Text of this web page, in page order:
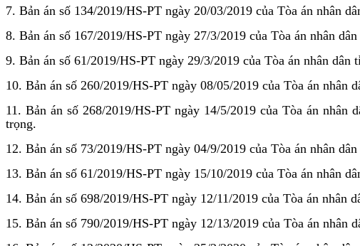
7. Bản án số 134/2019/HS-PT ngày 20/03/2019 của Tòa án nhân
8. Bản án số 167/2019/HS-PT ngày 27/3/2019 của Tòa án nhân
9. Bản án số 61/2019/HS-PT ngày 29/3/2019 của Tòa án nhân
10. Bản án số 260/2019/HS-PT ngày 08/05/2019 của Tòa án
11. Bản án số 268/2019/HS-PT ngày 14/5/2019 của Tòa án
trọng.
12. Bản án số 73/2019/HS-PT ngày 04/9/2019 của Tòa án nhân
13. Bản án số 61/2019/HS-PT ngày 15/10/2019 của Tòa án nhân
14. Bản án số 698/2019/HS-PT ngày 12/11/2019 của Tòa án
15. Bản án số 790/2019/HS-PT ngày 12/13/2019 của Tòa án nhân